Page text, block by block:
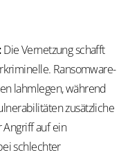
Die Vernetzung schafft
Ransomware-
lahmlegen, während
zusätzliche
Angriff auf ein
schlechter